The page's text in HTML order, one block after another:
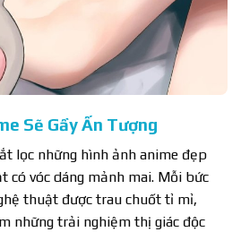
Sẽ Gầy Ấn Tượng
lọc những hình ảnh anime đẹp
có vóc dáng mảnh mai. Mỗi bức
thuật được trau chuốt tỉ mỉ,
những trải nghiệm thị giác độc